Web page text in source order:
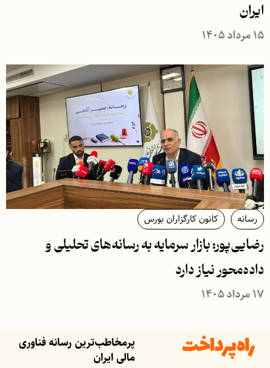
ایران
۱۵ مرداد ۱۴۰۵
رسانه کانون کارگزاران بورس
رضایی‌پور: بازار سرمایه به رسانه‌های تحلیلی و
داده‌محور نیاز دارد
۱۷ مرداد ۱۴۰۵
پرمخاطب‌ترین رسانه فناوری
مالی ایران